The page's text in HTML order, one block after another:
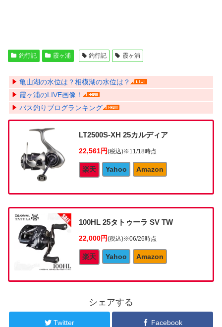
釣行記 霞ヶ浦 釣行記 霞ヶ浦
亀山湖の水位は？相模湖の水位は？
霞ヶ浦のLIVE画像！
バス釣りブログランキング
LT2500S-XH 25カルディア
22,561円(税込)※11/18時点
楽天 Yahoo Amazon
100HL 25タトゥーラ SV TW
22,000円(税込)※06/26時点
楽天 Yahoo Amazon
シェアする
Twitter Facebook